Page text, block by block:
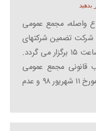
بدهید
واصله، مجمع عمومی
شرکت تضمین شرکتهای
ساختمانی در تاریخ ۱۰ مهرماه ۹۸ ساعت ۱۵ برگزار می گردد.
مجمع عمومی
عادی به طور فوق العاده نوبت اول مورخ ۱۱ شهریور ۹۸ و عدم